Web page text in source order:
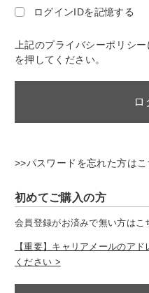
初めてご購入の方
会員登録がお済みで無い方はこ
【重要】キャリアメールのア
ください >
ログインIDを記憶する
上記のプライバシーポリシ
を押してください。
ロ
>>パスワードを忘れた方はこ